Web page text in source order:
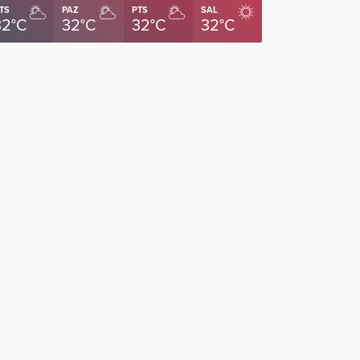
PAZ
32°C
PTS
32°C
SAL
32°C